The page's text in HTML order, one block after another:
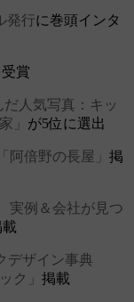
発行に巻頭インタ
受賞
だ人気写真：キッ
」 が5位に選出
「阿倍野の長屋」 掲
実例＆会社が見つ
デザイン事典
ク」 掲載